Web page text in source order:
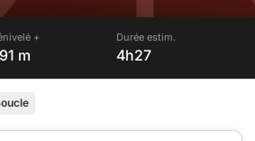
+
m
Durée estim.
4h27